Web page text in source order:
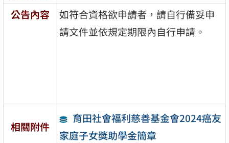
公告內容
如符合資格欲申請者，請自行備妥申
請文件並依規定期限內自行申請。
相關附件
育田社會福利慈善基金會2024癌友
家庭子女獎助學金簡章